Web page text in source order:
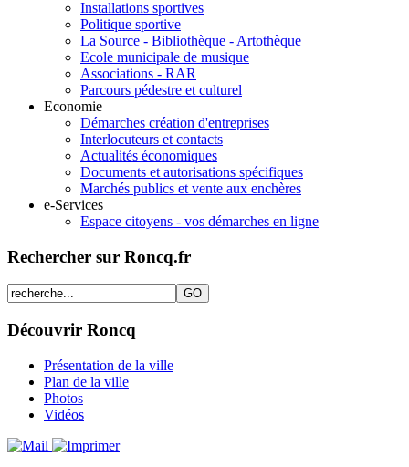
Installations sportives
Politique sportive
La Source - Bibliothèque - Artothèque
Ecole municipale de musique
Associations - RAR
Parcours pédestre et culturel
Economie
Démarches création d'entreprises
Interlocuteurs et contacts
Actualités économiques
Documents et autorisations spécifiques
Marchés publics et vente aux enchères
e-Services
Espace citoyens - vos démarches en ligne
Rechercher sur Roncq.fr
Découvrir Roncq
Présentation de la ville
Plan de la ville
Photos
Vidéos